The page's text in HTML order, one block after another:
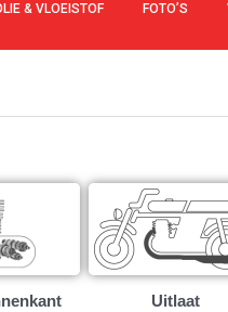
& VLOEISTOF FOTO’S
Uitlaat